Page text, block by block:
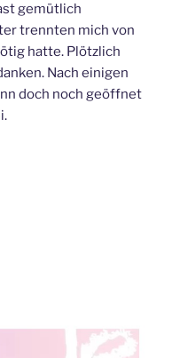
gemütlich
trennten mich von
hatte. Plötzlich
Nach einigen
doch noch geöffnet